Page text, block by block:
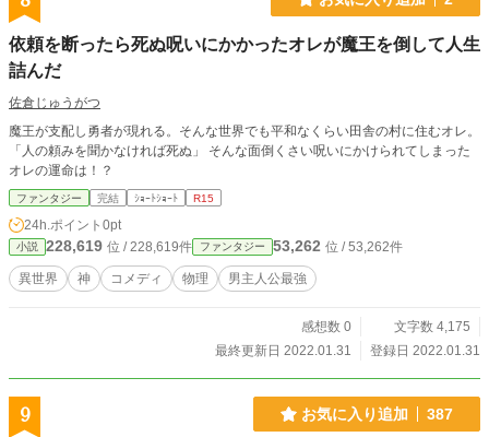
依頼を断ったら死ぬ呪いにかかったオレが魔王を倒して人生
詰んだ
佐倉じゅうがつ
魔王が支配し勇者が現れる。そんな世界でも平和なくらい田舎の村に住むオレ。
「人の頼みを聞かなければ死ぬ」 そんな面倒くさい呪いにかけられてしまった
オレの運命は！？
ファンタジー 完結 ｼｮｰﾄｼｮｰﾄ R15
24h.ポイント 0pt
小説 228,619 位 / 228,619件 ファンタジー 53,262 位 / 53,262件
異世界 神 コメディ 物理 男主人公最強
感想数 0
文字数 4,175
最終更新日 2022.01.31
登録日 2022.01.31
9 お気に入り追加 387